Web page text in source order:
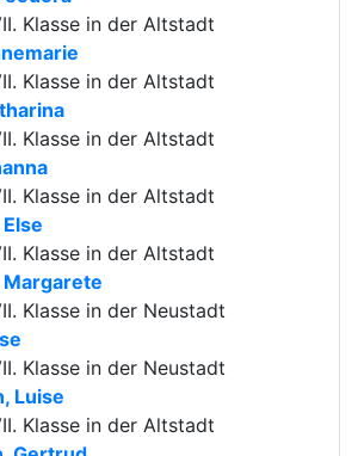
Klasse in der Altstadt
Klasse in der Altstadt
Klasse in der Altstadt
Klasse in der Altstadt
Klasse in der Altstadt
Margarete
Klasse in der Neustadt
Klasse in der Neustadt
Luise
Klasse in der Altstadt